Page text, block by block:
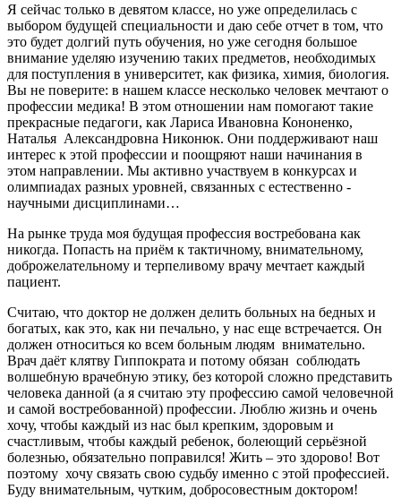
Я сейчас только в девятом классе, но уже определилась с
выбором будущей специальности и даю себе отчет в том, что
это будет долгий путь обучения, но уже сегодня большое
внимание уделяю изучению таких предметов, необходимых
для поступления в университет, как физика, химия, биология.
Вы не поверите: в нашем классе несколько человек мечтают о
профессии медика! В этом отношении нам помогают такие
прекрасные педагоги, как Лариса Ивановна Кононенко,
Наталья Александровна Никонюк. Они поддерживают наш
интерес к этой профессии и поощряют наши начинания в
этом направлении. Мы активно участвуем в конкурсах и
олимпиадах разных уровней, связанных с естественно -
научными дисциплинами…
На рынке труда моя будущая профессия востребована как
никогда. Попасть на приём к тактичному, внимательному,
доброжелательному и терпеливому врачу мечтает каждый
пациент.
Считаю, что доктор не должен делить больных на бедных и
богатых, как это, как ни печально, у нас еще встречается. Он
должен относиться ко всем больным людям внимательно.
Врач даёт клятву Гиппократа и потому обязан соблюдать
волшебную врачебную этику, без которой сложно представить
человека данной (а я считаю эту профессию самой человечной
и самой востребованной) профессии. Люблю жизнь и очень
хочу, чтобы каждый из нас был крепким, здоровым и
счастливым, чтобы каждый ребенок, болеющий серьёзной
болезнью, обязательно поправился! Жить – это здорово! Вот
поэтому хочу связать свою судьбу именно с этой профессией.
Буду внимательным, чутким, добросовестным доктором!